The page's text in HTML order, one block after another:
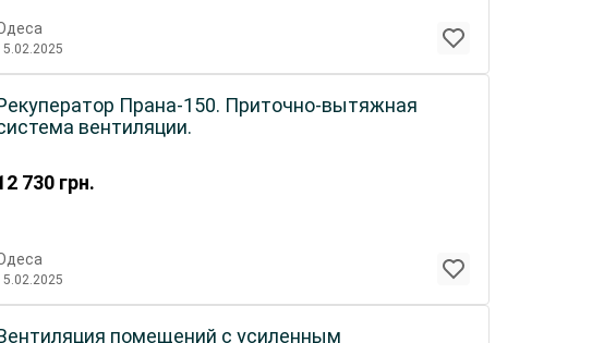
730 грн.
Прана-150. Приточно-вытяжная
вентиляции.
помещений с усиленным